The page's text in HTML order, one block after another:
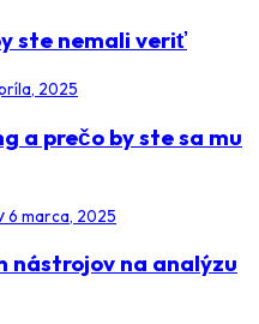
ste nemali veriť
2025
a prečo by ste sa mu
6 marca, 2025
nástrojov na analýzu